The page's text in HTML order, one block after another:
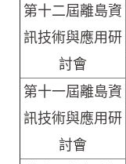
第十二屆離島資
訊技術與應用研
討會
第十一屆離島資
訊技術與應用研
討會